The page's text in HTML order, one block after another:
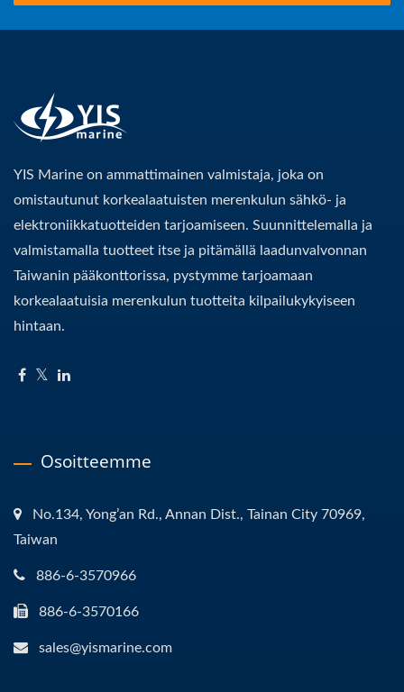
YIS Marine on ammattimainen valmistaja, joka on
omistautunut korkealaatuisten merenkulun sähkö- ja
elektroniikkatuotteiden tarjoamiseen. Suunnittelemalla ja
valmistamalla tuotteet itse ja pitämällä laadunvalvonnan
Taiwanin pääkonttorissa, pystymme tarjoamaan
korkealaatuisia merenkulun tuotteita kilpailukykyiseen
hintaan.
Osoitteemme
No.134, Yong’an Rd., Annan Dist., Tainan City 70969,
Taiwan
886-6-3570966
886-6-3570166
sales@yismarine.com